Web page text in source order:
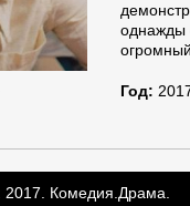
однажды
Год: